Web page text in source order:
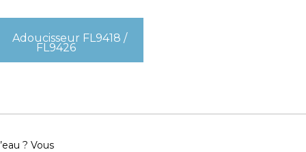
Adoucisseur FL9418 /
FL9426
? Vous